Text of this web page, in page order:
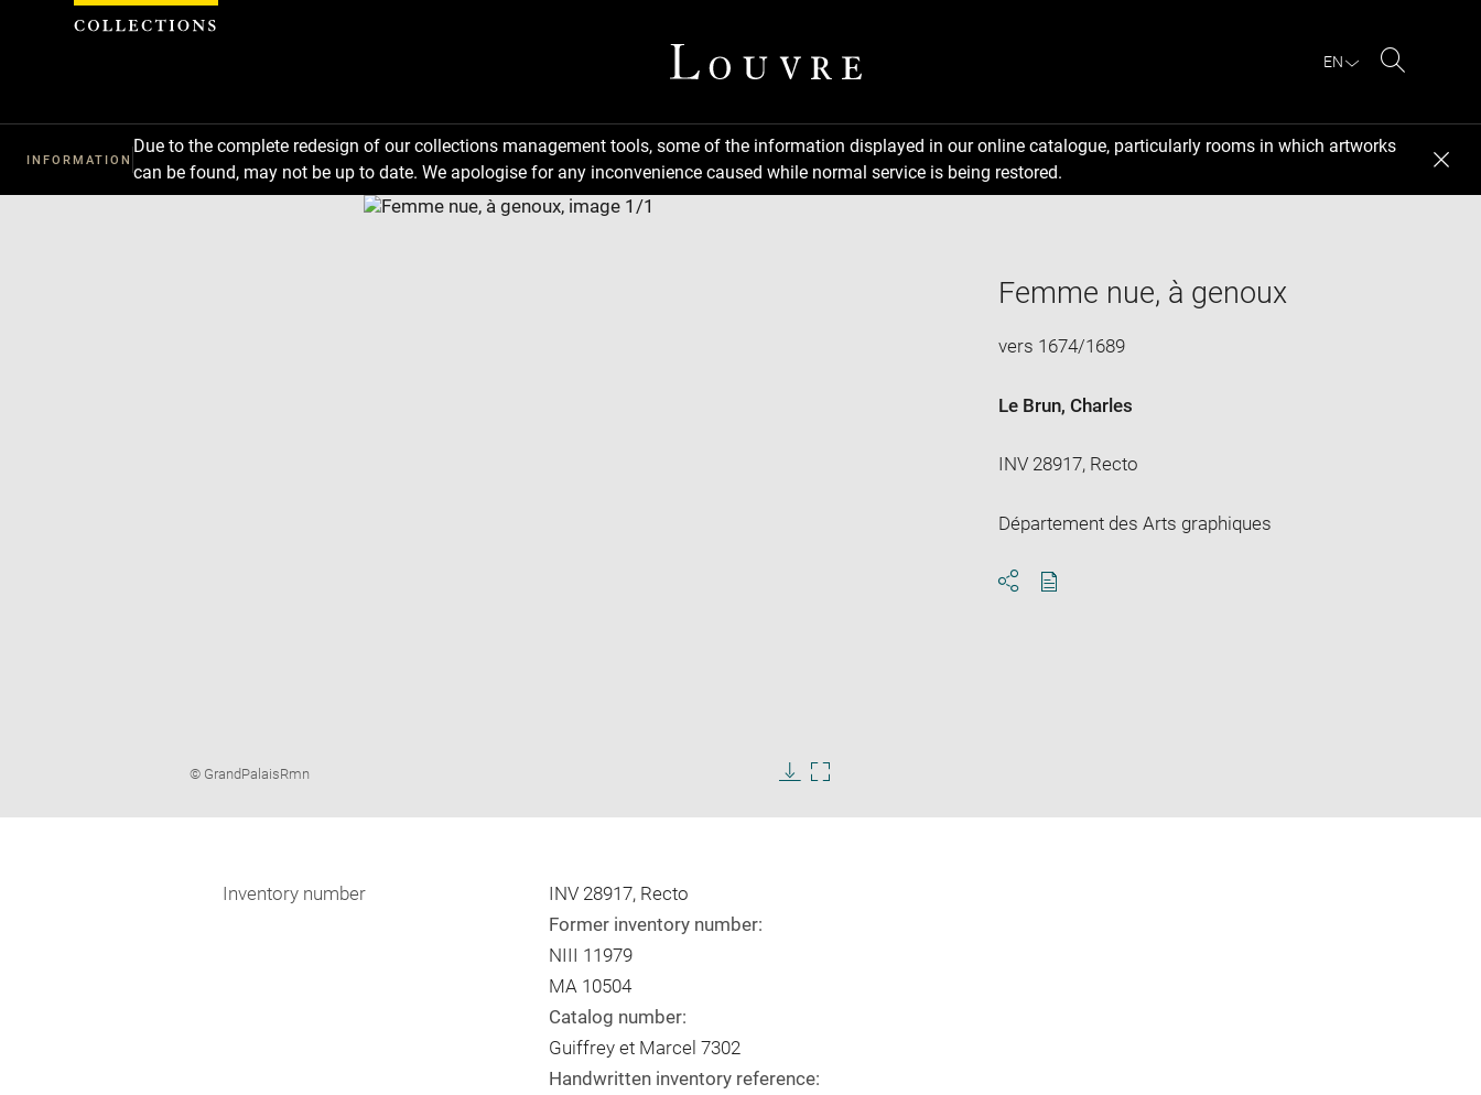
EN
INFORMATION
Due to the complete redesign of our collections management tools, some of the information displayed in our online catalogue, particularly rooms in which artworks
can be found, may not be up to date. We apologise for any inconvenience caused while normal service is being restored.
new
Image
© GrandPalaisRmn
imageimage
Femme nue, à genoux
vers 1674/1689
Le Brun, Charles
INV 28917, Recto
Département des Arts graphiques
Inventory number
INV 28917, Recto
Former inventory number:
NIII 11979
MA 10504
Catalog number:
Guiffrey et Marcel 7302
Handwritten inventory reference:
Cookies management panel